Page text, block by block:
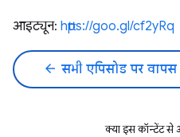
आइट्यून: https://goo.gl/cf2yRq
arrow_back सभी एपिसोड पर
क्या इस कॉन्टेंट से